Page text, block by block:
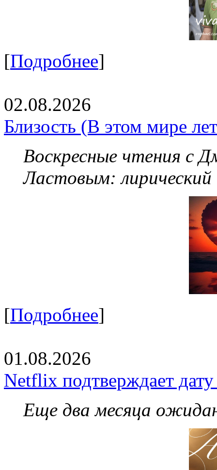
[Подробнее]
02.08.2026
Близость (В этом мире
Воскресные чтения с
Ластовым:
[Подробнее]
01.08.2026
Netflix подтверждает
Еще два месяца